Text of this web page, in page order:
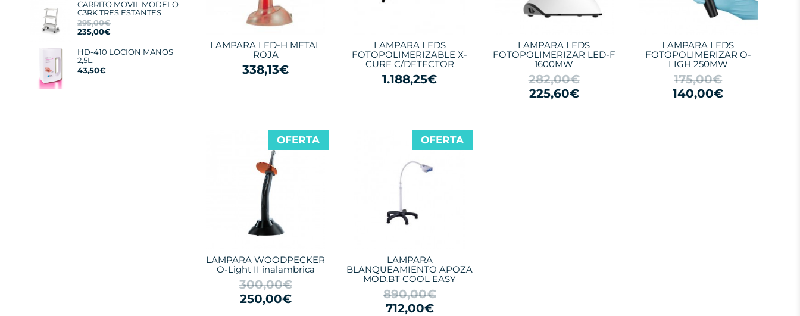
CARRITO MOVIL MODELO
C3RK TRES ESTANTES
295,00€
235,00€
HD-410 LOCION MANOS
2,5L.
43,50€
LAMPARA LED-H METAL
ROJA
338,13€
LAMPARA LEDS
FOTOPOLIMERIZABLE X-
CURE C/DETECTOR
1.188,25€
LAMPARA LEDS
FOTOPOLIMERIZAR LED-F
1600MW
282,00€
225,60€
LAMPARA LEDS
FOTOPOLIMERIZAR O-
LIGH 250MW
175,00€
140,00€
LAMPARA WOODPECKER
O-Light II inalambrica
300,00€
250,00€
OFERTA
LAMPARA
BLANQUEAMIENTO APOZA
MOD.BT COOL EASY
890,00€
712,00€
OFERTA